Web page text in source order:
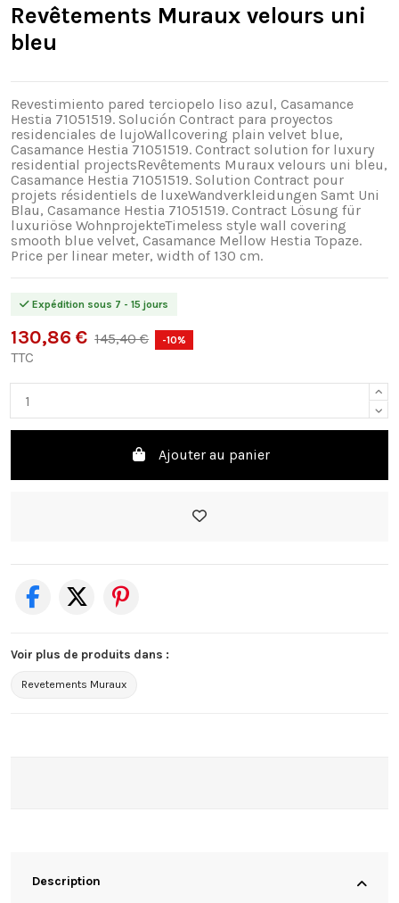
Revêtements Muraux velours uni
bleu
Revestimiento pared terciopelo liso azul, Casamance
Hestia 71051519. Solución Contract para proyectos
residenciales de lujoWallcovering plain velvet blue,
Casamance Hestia 71051519. Contract solution for luxury
residential projectsRevêtements Muraux velours uni bleu,
Casamance Hestia 71051519. Solution Contract pour
projets résidentiels de luxeWandverkleidungen Samt Uni
Blau, Casamance Hestia 71051519. Contract Lösung für
luxuriöse WohnprojekteTimeless style wall covering
smooth blue velvet, Casamance Mellow Hestia Topaze.
Price per linear meter, width of 130 cm.
Expédition sous 7 - 15 jours
130,86 € 145,40 € -10%
TTC
Ajouter au panier
Voir plus de produits dans :
Revetements Muraux
Description